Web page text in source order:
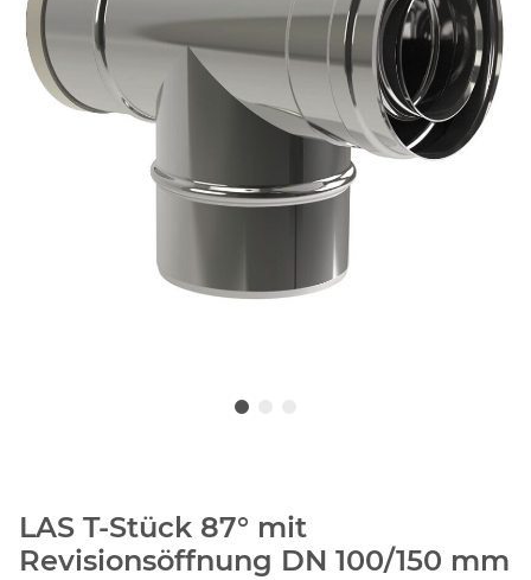
LAS T-Stück 87° mit
Revisionsöffnung DN 100/150 mm